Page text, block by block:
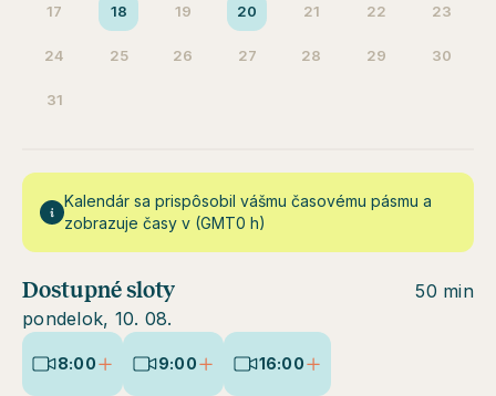
17 18 19 20 21 22 23
24 25 26 27 28 29 30
31
Kalendár sa prispôsobil vášmu časovému pásmu a
zobrazuje časy v (GMT0 h)
Dostupné sloty
pondelok, 10. 08.
50 min
8:00 9:00 16:00